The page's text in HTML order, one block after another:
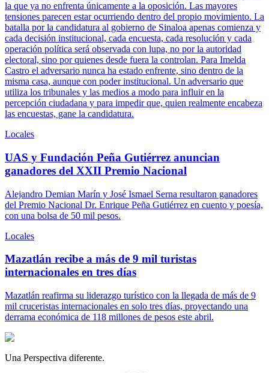
la que ya no enfrenta únicamente a la oposición. Las mayores
tensiones parecen estar ocurriendo dentro del propio movimiento. La
batalla por la candidatura al gobierno de Sinaloa apenas comienza y
cada decisión institucional, cada encuesta, cada resolución y cada
operación política será observada con lupa, no por la autoridad
electoral, sino por quienes desde fuera la controlan. Para Imelda
Castro el adversario nunca ha estado enfrente, sino dentro de la
misma casa, aunque con poder institucional. Un adversario que
utiliza los tribunales y las medios a modo para influir en la
percepción ciudadana y para impedir que, quien realmente encabeza
las encuestas, gane la candidatura.
Locales
UAS y Fundación Peña Gutiérrez anuncian
ganadores del XXII Premio Nacional
Alejandro Demian Marín y José Ismael Serna resultaron ganadores
del Premio Nacional Dr. Enrique Peña Gutiérrez en cuento y poesía,
con una bolsa de 50 mil pesos.
Locales
Mazatlán recibe a más de 9 mil turistas
internacionales en tres días
Mazatlán reafirma su liderazgo turístico con la llegada de más de 9
mil cruceristas internacionales en solo tres días, proyectando una
derrama económica de 118 millones de pesos este abril.
Una Perspectiva diferente.